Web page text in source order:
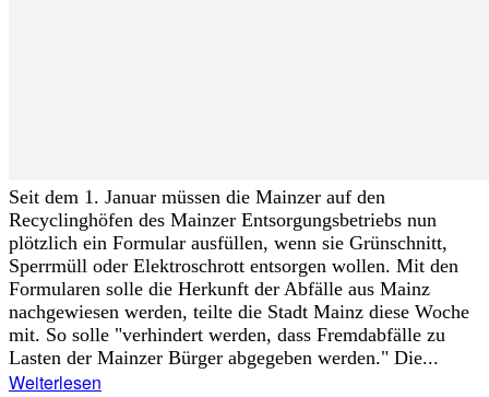
Seit dem 1. Januar müssen die Mainzer auf den
Recyclinghöfen des Mainzer Entsorgungsbetriebs nun
plötzlich ein Formular ausfüllen, wenn sie Grünschnitt,
Sperrmüll oder Elektroschrott entsorgen wollen. Mit den
Formularen solle die Herkunft der Abfälle aus Mainz
nachgewiesen werden, teilte die Stadt Mainz diese Woche
mit. So solle "verhindert werden, dass Fremdabfälle zu
Lasten der Mainzer Bürger abgegeben werden." Die...
Weiterlesen